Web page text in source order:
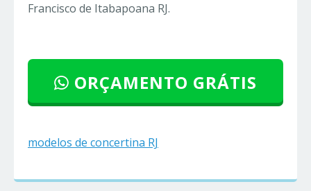
Francisco de Itabapoana RJ.
ORÇAMENTO GRÁTIS
modelos de concertina RJ